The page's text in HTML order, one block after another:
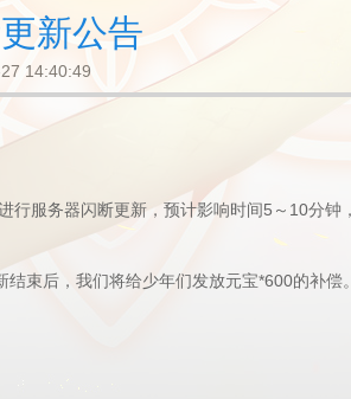
新公告
14:40:49
服务器闪断更新，预计影响时间5～10分钟，
束后，我们将给少年们发放元宝*600的补偿。